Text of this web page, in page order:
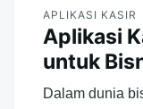
APLIKASI KASIR
Aplikasi
untuk
Dalam dunia